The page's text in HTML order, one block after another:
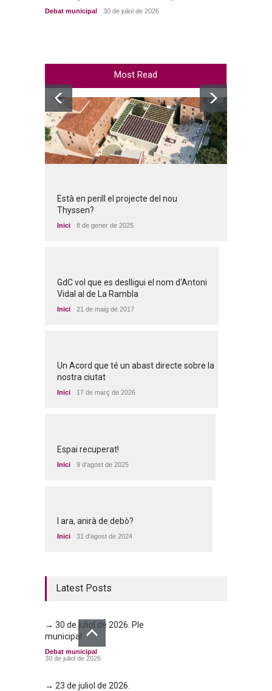
Debat municipal 30 de juliol de 2026
Most Read
Està en perill el projecte del nou
Thyssen?
Inici 8 de gener de 2025
GdC vol que es deslligui el nom d'Antoni
Vidal al de La Rambla
Inici 21 de maig de 2017
Un Acord que té un abast directe sobre la
nostra ciutat
Inici 17 de març de 2026
Espai recuperat!
Inici 9 d'agost de 2025
I ara, anirà de debò?
Inici 31 d'agost de 2024
Latest Posts
→ 30 de juliol de 2026. Ple
municipal
Debat municipal
30 de juliol de 2026
→ 23 de juliol de 2026.